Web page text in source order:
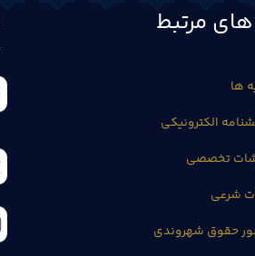
مرتبط
ها
الکترونیکی
تخصصی
شرعی
حقوق شهروندی